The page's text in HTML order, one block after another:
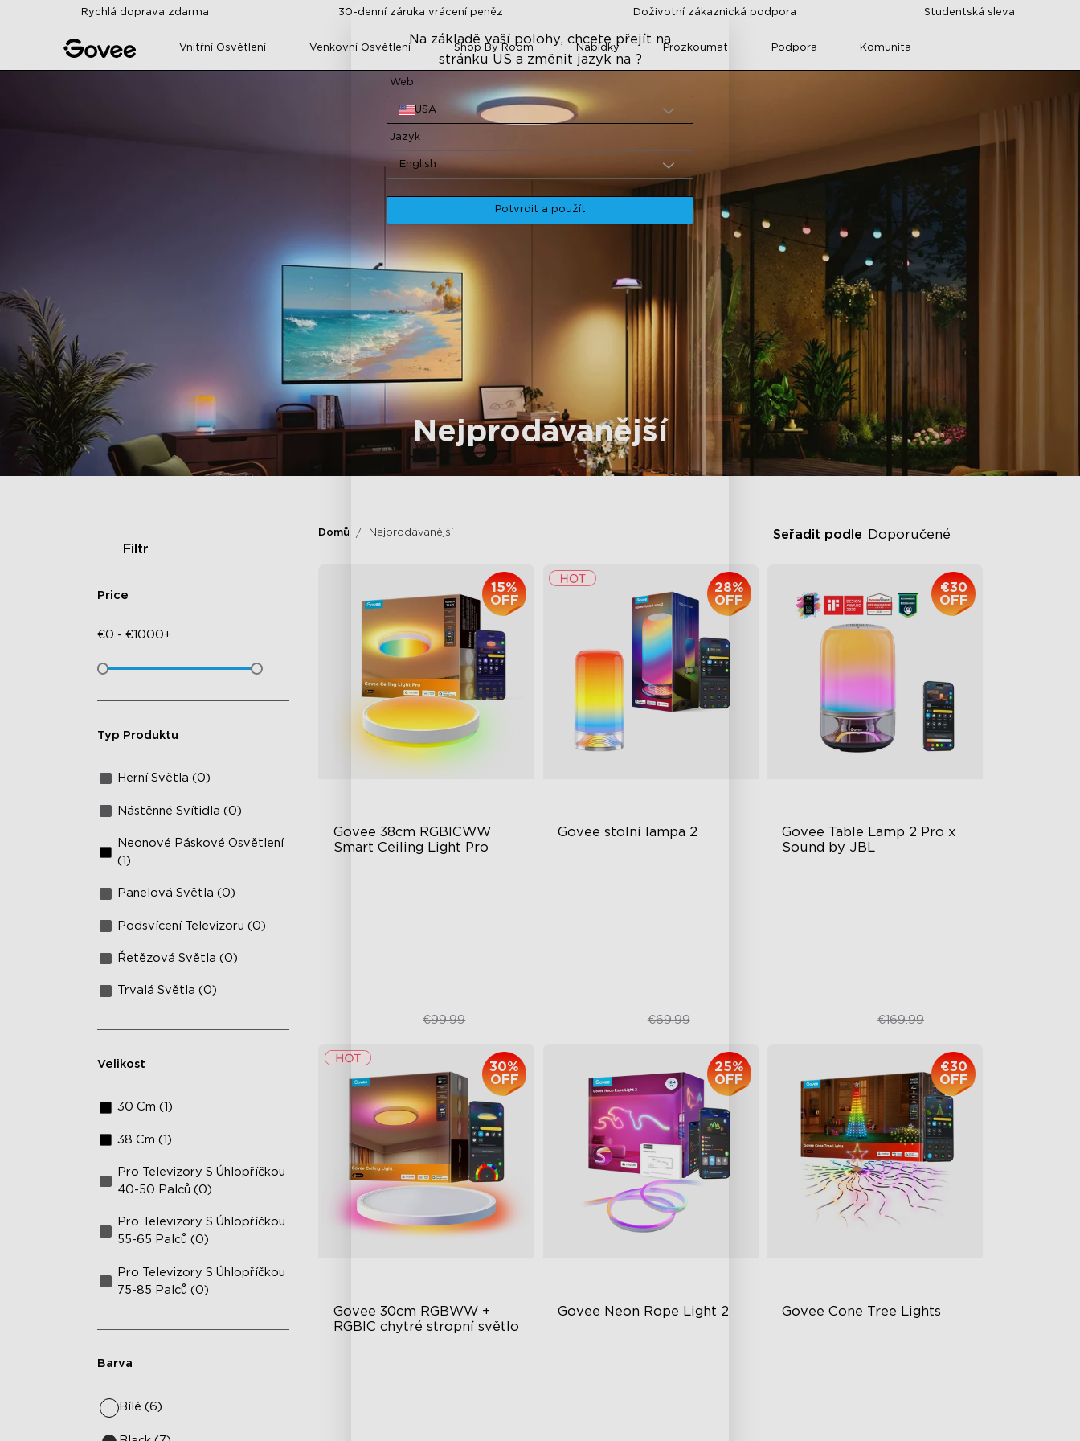
Skip to contentRychlá doprava zdarma 30-denní záruka vrácení peněz Doživotní zákaznická podpora Studentská sleva
Vnitřní Osvětlení Venkovní Osvětlení Shop By Room Nabídky Prozkoumat Podpora Komunita
Nejprodávanější
Filtr
Price
€0 - €1000+
Typ Produktu
Herní Světla (0)
Nástěnné Svítidla (0)
Neonové Páskové Osvětlení
(1)
Panelová Světla (0)
Podsvícení Televizoru (0)
Řetězová Světla (0)
Trvalá Světla (0)
Velikost
30 Cm (1)
38 Cm (1)
Pro Televizory S Úhlopříčkou
40-50 Palců (0)
Pro Televizory S Úhlopříčkou
55-65 Palců (0)
Pro Televizory S Úhlopříčkou
75-85 Palců (0)
Barva
Bílé (6)
Domů Nejprodávanější Seřadit podle Doporučené
Govee 38cm RGBICWW
Smart Ceiling Light Pro
15%
OFF
€84.99€99.99
Govee stolní lampa 2
28%
OFF
€49.99€69.99
Govee Table Lamp 2 Pro x
Sound by JBL
€30
OFF
€139.99€169.99
Govee 30cm RGBWW +
RGBIC chytré stropní světlo
30%
OFF
Govee Neon Rope Light 2
25%
OFF
Govee Cone Tree Lights
€30
OFF
Na základě vaší polohy, chcete přejít na
stránku US a změnit jazyk na ?
Web
USA
Jazyk
English
Potvrdit a použít